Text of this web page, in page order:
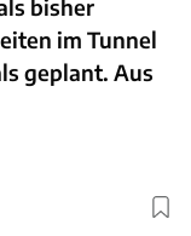
bisher
im Tunnel
geplant. Aus
GmbH / KI; Collage Wittich